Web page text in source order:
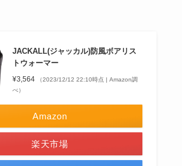
JACKALL(ジャッカル)防風ボアリス
トウォーマー
¥3,564
（2023/12/12 22:10時点 | Amazon調
べ）
Amazon
楽天市場